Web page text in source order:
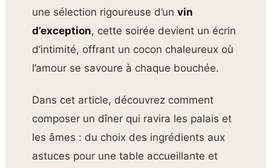
une sélection rigoureuse d’unvin
d’exception, cette soirée devient un écrin
d’intimité, offrant un cocon chaleureux où
l’amour se savoure à chaque bouchée.
Dans cet article, découvrez comment
composer un dîner qui ravira les palais et
les âmes : du choix des ingrédients aux
astuces pour une table accueillante et